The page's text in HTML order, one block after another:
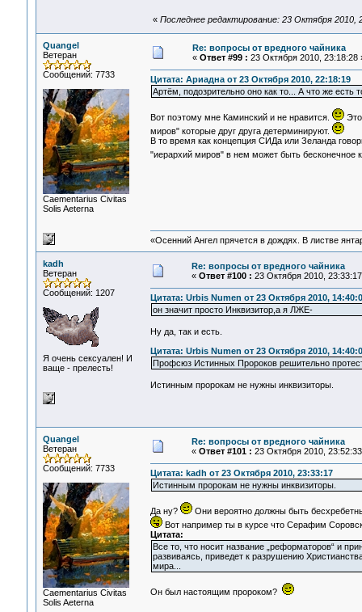
« Последнее редактирование: 23 Октября 2010,
Quangel
Ветеран
Сообщений: 7733
Сaementarius Civitas
Solis Aeterna
Re: вопросы от вредного чайника
« Ответ #99 : 23 Октября 2010, 23:18:28
Цитата: Ариадна от 23 Октября 2010, 22:18:19
Артём, подозрительно оно как то... А что же есть
Вот поэтому мне Каминский и не нравится.
Это
миров" которые друг друга детерминируют.
В то время как концепция СИДа или Зеланда
"иерархий миров" в нем может быть бесконечное
«Осенний Ангел прячется в дождях. В листве
kadh
Ветеран
Сообщений: 1207
Я очень сексуален! И
ваще - прелесть!
Re: вопросы от вредного чайника
« Ответ #100 : 23 Октября 2010,
Цитата: Urbis Numen от 23 Октября 2010,
он значит просто Инквизитор,а я ЛЖЕ-
Ну да, так и есть.
Цитата: Urbis Numen от 23 Октября 2010,
Профсюз Истинных Пророков решительно
Истинным пророкам не нужны инквизиторы.
Quangel
Ветеран
Сообщений: 7733
Сaementarius Civitas
Solis Aeterna
Re: вопросы от вредного чайника
« Ответ #101 : 23 Октября 2010,
Цитата: kadh от 23 Октября 2010, 23:33:17
Истинным пророкам не нужны инквизиторы.
Да ну?
Они вероятно должны быть
Вот например ты в курсе что Серафим
Цитата:
Все то, что носит название „реформаторов“ и
развиваясь, приведет к разрушению
мира...
Он был настоящим пророком?